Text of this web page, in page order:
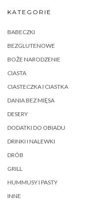
KATEGORIE
BABECZKI
BEZGLUTENOWE
BOŻE NARODZENIE
CIASTA
CIASTECZKA I CIASTKA
DANIA BEZ MIĘSA
DESERY
DODATKI DO OBIADU
DRINKI I NALEWKI
DRÓB
GRILL
HUMMUSY I PASTY
INNE